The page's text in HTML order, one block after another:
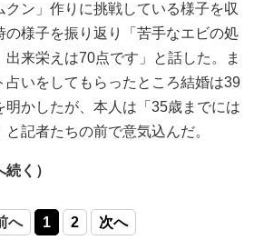
クン」作りに挑戦している様子を収
の様子を振り返り「苦手なエビの処
来栄えは70点です」と話した。ま
占いをしてもらったところ結婚は39
明かしたが、本人は「35歳までには
記者たちの前で意気込んだ。
く）
へ 1 2 次へ